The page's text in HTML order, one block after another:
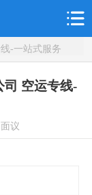
-一站式服务
司 空运专线-
面议